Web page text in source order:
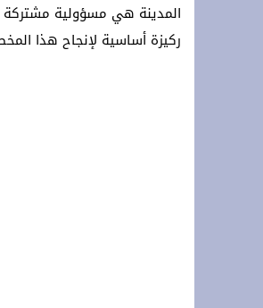
المدينة هي مسؤولية مشتركة
ركيزة أساسية لإنجاح هذا